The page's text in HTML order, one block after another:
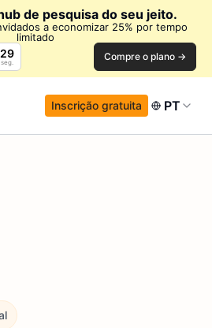
de pesquisa do seu jeito.
a economizar 25% por tempo
limitado
27
seg. Compre o plano →
Inscrição gratuita PT